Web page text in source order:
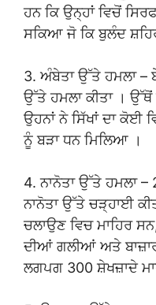
ਹਨ ਕਿ ਉਨ੍ਹਾਂ ਵਿਚੋਂ
ਸਕਿਆ ਜੋ ਕਿ ਬੁਲੰਦ
3. ਅੰਬੇਤਾ ਉੱਤੇ ਹਮਲਾ –
ਉੱਤੇ ਹਮਲਾ ਕੀਤਾ ।
ਉਹਨਾਂ ਨੇ ਸਿੱਖਾਂ ਦਾ ਕੋਈ
ਨੂੰ ਬੜਾ ਧਨ ਮਿਲਿਆ ।
4. ਨਾਨੋਤਾ ਉੱਤੇ ਹਮਲਾ –
ਨਾਨੋਤਾ ਉੱਤੇ ਚੜ੍ਹਾਈ
ਚਲਾਉਣ ਵਿਚ ਮਾਹਿਰ
ਦੀਆਂ ਗਲੀਆਂ ਅਤੇ
ਲਗਪਗ 300 ਸ਼ੇਖਜ਼ਾਦੇ